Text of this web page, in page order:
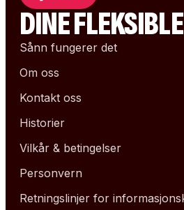
DINE
Sånn fungerer det
Om oss
Kontakt oss
Historier
Vilkår & betingelser
Personvern
Retningslinjer for